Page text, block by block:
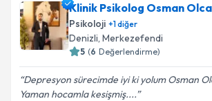
Klinik Psikolog Osman
Psikoloji +1diğer
Denizli, Merkezefendi
5 (6 Değerlendirme)
Depresyon sürecimde iyi ki yolum Osman
Yaman hocamla kesişmiş....